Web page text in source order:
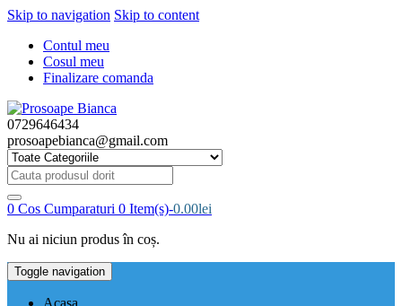
Skip to navigation Skip to content
Contul meu
Cosul meu
Finalizare comanda
0729646434
prosoapebianca@gmail.com
Cauta
produsul
dorit:
0 Cos Cumparaturi 0 Item(s)-0.00lei
Nu ai niciun produs în coș.
Toggle navigation
Acasa